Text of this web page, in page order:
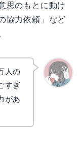
思のもとに動け
協力依頼」など
人の
すぎ
があ